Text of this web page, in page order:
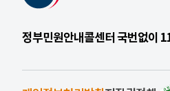
정부민원안내콜센터 국번없이